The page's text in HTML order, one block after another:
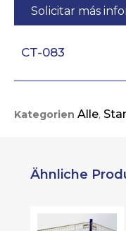
Solicitar más
CT-083
Kategorien Alle,
Ähnliche